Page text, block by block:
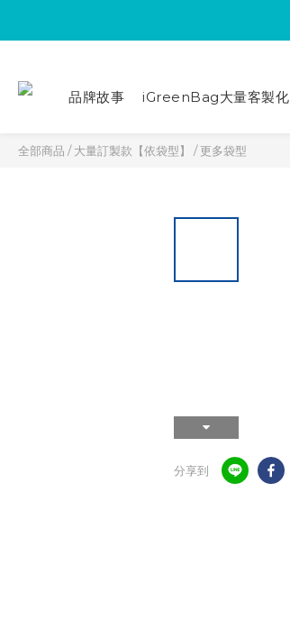
品牌故事 iGreenBag大量客製化
全部商品 /大量訂製款【依袋型】 /更多袋型
分享到